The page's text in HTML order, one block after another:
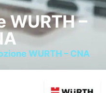
WURTH –
WURTH – CNA